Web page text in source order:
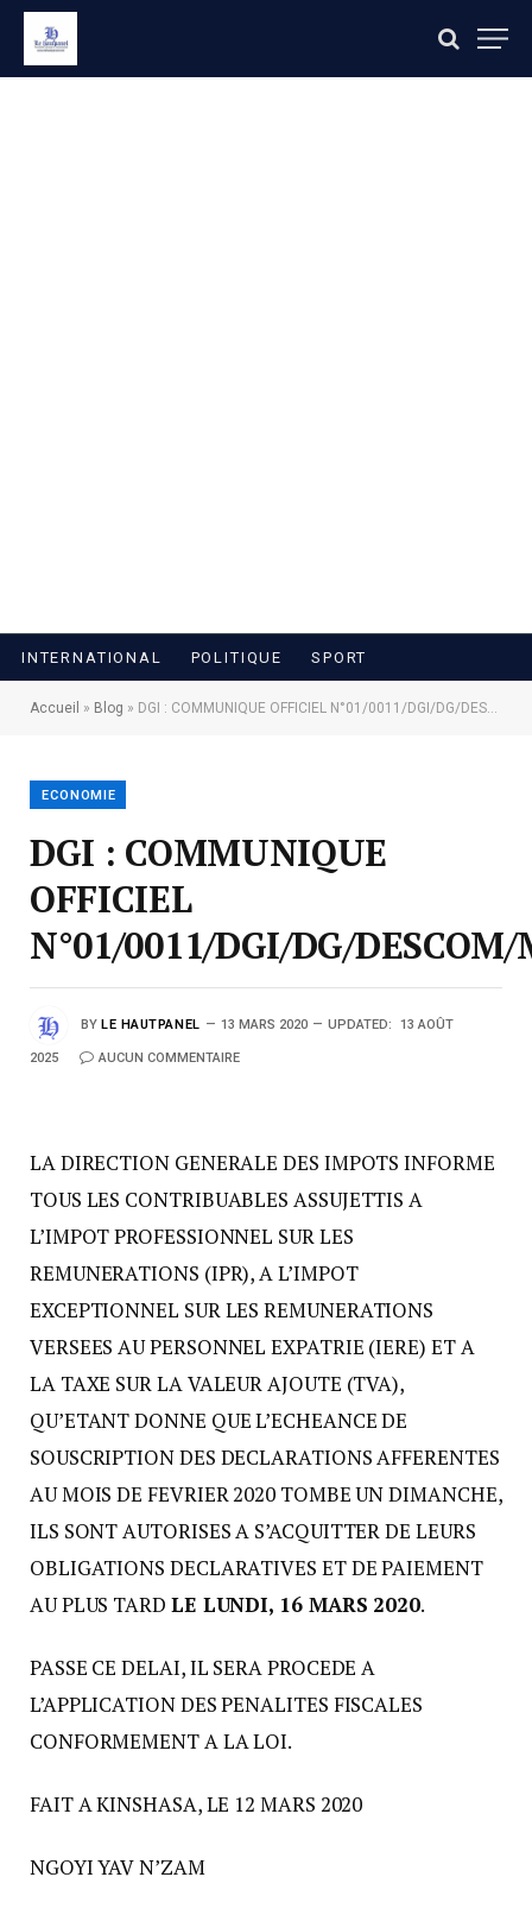
INTERNATIONAL POLITIQUE SPORT
Accueil » Blog » DGI : COMMUNIQUE OFFICIEL N°01/0011/DGI/DG/DESCOM/MT/2020
ECONOMIE
DGI : COMMUNIQUE
OFFICIEL
N°01/0011/DGI/DG/
BY LE HAUTPANEL 13 MARS 2020 UPDATED: 13 AOÛT
2025 AUCUN COMMENTAIRE
LA DIRECTION GENERALE DES IMPOTS INFORME
TOUS LES CONTRIBUABLES ASSUJETTIS A
L’IMPOT PROFESSIONNEL SUR LES
REMUNERATIONS (IPR), A L’IMPOT
EXCEPTIONNEL SUR LES REMUNERATIONS
VERSEES AU PERSONNEL EXPATRIE (IERE) ET A
LA TAXE SUR LA VALEUR AJOUTE (TVA),
QU’ETANT DONNE QUE L’ECHEANCE DE
SOUSCRIPTION DES DECLARATIONS AFFERENTES
AU MOIS DE FEVRIER 2020 TOMBE UN DIMANCHE,
ILS SONT AUTORISES A S’ACQUITTER DE LEURS
OBLIGATIONS DECLARATIVES ET DE PAIEMENT
AU PLUS TARD LE LUNDI, 16 MARS 2020.
PASSE CE DELAI, IL SERA PROCEDE A
L’APPLICATION DES PENALITES FISCALES
CONFORMEMENT A LA LOI.
FAIT A KINSHASA, LE 12 MARS 2020
NGOYI YAV N’ZAM